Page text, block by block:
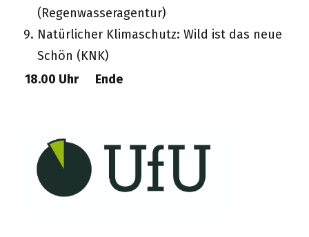
(Regenwasseragentur)
Natürlicher Klimaschutz: Wild ist das neue
Schön (KNK)
18.00 Uhr Ende